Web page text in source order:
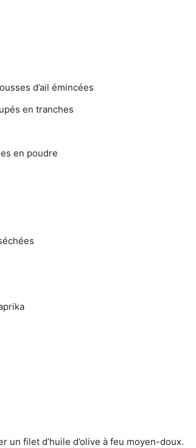
d’ail émincées
en tranches
en poudre
un filet d’huile d’olive à feu moyen-doux.